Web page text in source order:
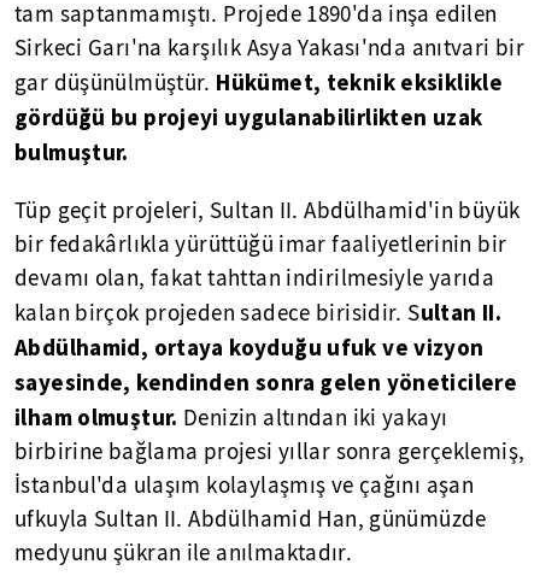
tam saptanmamıştı. Projede 1890'da inşa edilen
Sirkeci Garı'na karşılık Asya Yakası'nda anıtvari bir
gar düşünülmüştür. Hükümet, teknik eksiklikle
gördüğü bu projeyi uygulanabilirlikten uzak
bulmuştur.
Tüp geçit projeleri, Sultan II. Abdülhamid'in büyük
bir fedakârlıkla yürüttüğü imar faaliyetlerinin bir
devamı olan, fakat tahttan indirilmesiyle yarıda
kalan birçok projeden sadece birisidir. Sultan II.
Abdülhamid, ortaya koyduğu ufuk ve vizyon
sayesinde, kendinden sonra gelen yöneticilere
ilham olmuştur. Denizin altından iki yakayı
birbirine bağlama projesi yıllar sonra gerçeklemiş,
İstanbul'da ulaşım kolaylaşmış ve çağını aşan
ufkuyla Sultan II. Abdülhamid Han, günümüzde
medyunu şükran ile anılmaktadır.